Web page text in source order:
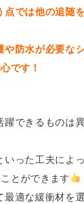
点では他の追随
や防水が必要な
です！
躍できるものは
いった工夫によ
とができます
最適な緩衝材を